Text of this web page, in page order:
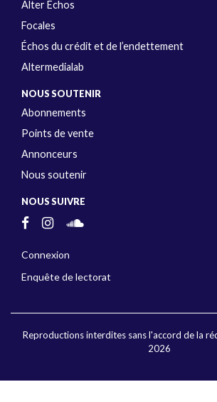
Alter Échos
Focales
Échos du crédit et de l’endettement
Altermedialab
NOUS SOUTENIR
Abonnements
Points de vente
Annonceurs
Nous soutenir
NOUS SUIVRE
Connexion
Enquête de lectorat
Reproductions interdites sans l'accord de la
2026